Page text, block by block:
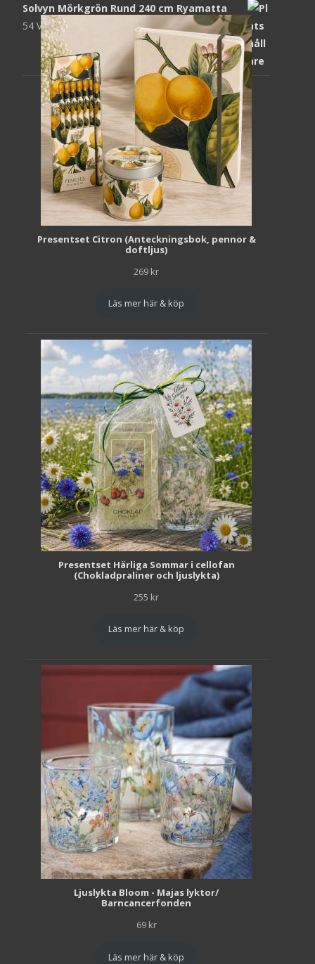
Solvyn Mörkgrön Rund 240 cm Ryamatta
54 Views1 871
Presentset Citron (Anteckningsbok, pennor &
doftljus)
269 kr
Läs mer här & köp
Presentset Härliga Sommar i cellofan
(Chokladpraliner och ljuslykta)
255 kr
Läs mer här & köp
Ljuslykta Bloom - Majas lyktor/
Barncancerfonden
69 kr
Läs mer här & köp